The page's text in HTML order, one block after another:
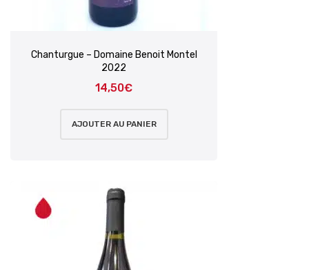
Chanturgue – Domaine Benoit Montel
2022
14,50€
AJOUTER AU PANIER